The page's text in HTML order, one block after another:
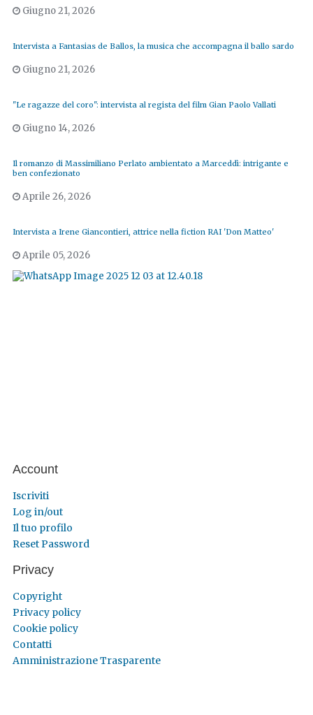
Giugno 21, 2026
Intervista a Fantasias de Ballos, la musica che accompagna il ballo sardo
Giugno 21, 2026
"Le ragazze del coro": intervista al regista del film Gian Paolo Vallati
Giugno 14, 2026
Il romanzo di Massimiliano Perlato ambientato a Marceddì: intrigante e
ben confezionato
Aprile 26, 2026
Intervista a Irene Giancontieri, attrice nella fiction RAI 'Don Matteo'
Aprile 05, 2026
Account
Iscriviti
Log in/out
Il tuo profilo
Reset Password
Privacy
Copyright
Privacy policy
Cookie policy
Contatti
Amministrazione Trasparente